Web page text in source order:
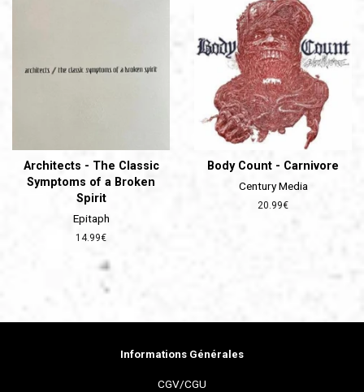
Architects - The Classic
Symptoms of a Broken
Spirit
Epitaph
Prix
14.99€
Body Count - Carnivore
Century Media
Prix
20.99€
Informations Générales
CGV/CGU